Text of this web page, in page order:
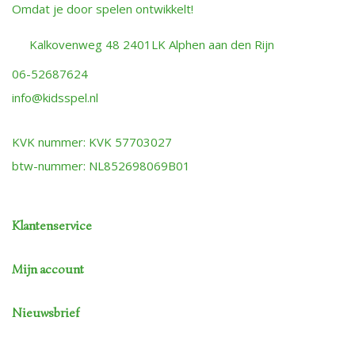
Omdat je door spelen ontwikkelt!
Kalkovenweg 48 2401LK Alphen aan den Rijn
06-52687624
info@kidsspel.nl
KVK nummer: KVK 57703027
btw-nummer: NL852698069B01
Klantenservice
Mijn account
Nieuwsbrief